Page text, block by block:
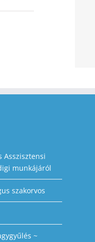
Asszisztensi
munkájáról
szakorvos
~